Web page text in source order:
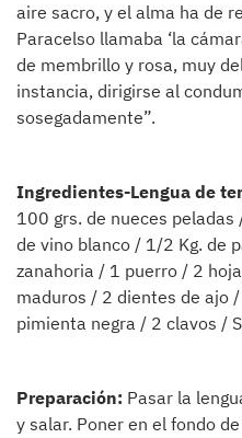
aire sacro, y el alma ha de
Paracelso llamaba ‘la
de membrillo y rosa, muy
instancia, dirigirse al
sosegadamente”.
Ingredientes-Lengua de
100 grs. de nueces
de vino blanco / 1/2 Kg. de
zanahoria / 1 puerro / 2
maduros / 2 dientes de ajo
pimienta negra / 2 clavos /
Preparación: Pasar la
y salar. Poner en el fondo